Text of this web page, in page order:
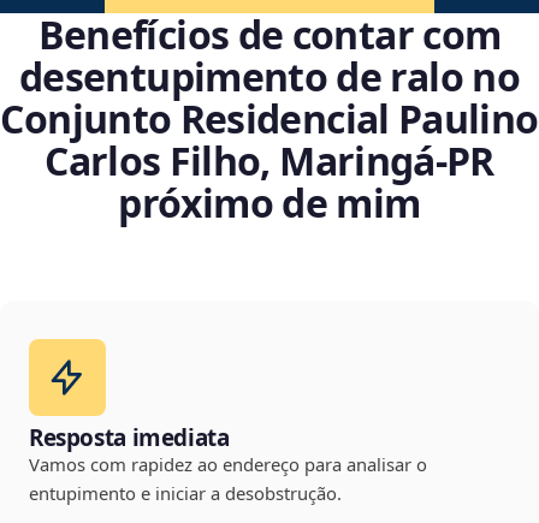
Benefícios de contar com
desentupimento de ralo no
Conjunto Residencial Paulino
Carlos Filho, Maringá‑PR
próximo de mim
Resposta imediata
Vamos com rapidez ao endereço para analisar o
entupimento e iniciar a desobstrução.